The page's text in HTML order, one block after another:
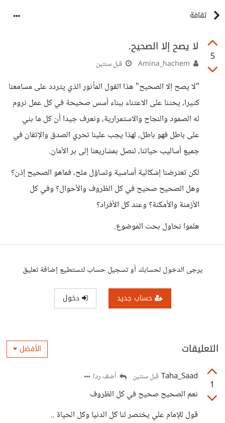
ثقافة
5
لا يصح إلا الصحيح.
قبل سنتين
"لا يصح إلا الصحيح" هذا القول المأثور الذي يتردد على مسامعنا
كثيرا، يحثنا على الاعتناء ببناء أسس صحيحة في كل عمل نروم
له الصمود والنجاح والاستمرارية، ونعرف جيدا أن كل ما بني
على باطل فهو باطل، لهذا يجب علينا تحري الصدق والإتقان في
جميع أساليب حياتنا، لنصل بمشاريعنا إلى بر الأمان.
لكن تعترضنا إشكالية أساسية وتساؤل ملح، فماهو الصحيح إذن؟
وهل الصحيح صحيح في كل الظروف والأحوال؟ وفي كل
الأزمنة والأمكنة؟ وعند كل الأفراد؟
هلموا نحاول بحث الموضوع.
يرجى الدخول لحسابك أو تسجيل حساب لتستطيع إضافة تعليق
حساب جديد دخول
التعليقات الأفضل
1
Taha_Saad قبل سنتين أضف ردا
نعم الصحيح صحيح في كل الظروف
قول للإمام علي يختصر لنا كل الدنيا وكل الحياة ..